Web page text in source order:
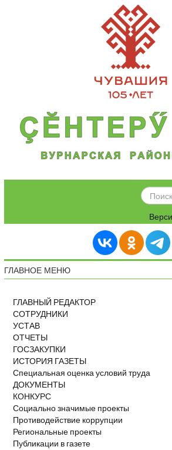
ГЛАВНОЕ МЕНЮ
ГЛАВНЫЙ РЕДАКТОР
СОТРУДНИКИ
УСТАВ
ОТЧЕТЫ
ГОСЗАКУПКИ
ИСТОРИЯ ГАЗЕТЫ
Специальная оценка условий труда
ДОКУМЕНТЫ
КОНКУРС
Социально значимые проекты
Противодействие коррупции
Региональные проекты
Публикации в газете